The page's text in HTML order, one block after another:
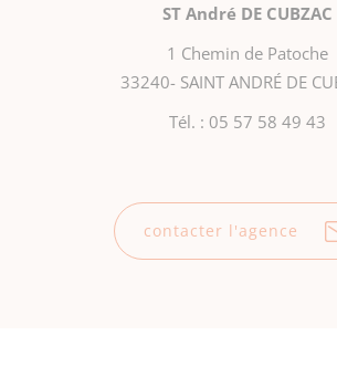
ST André DE CUBZAC
1 Chemin de Patoche
33240- SAINT ANDRÉ DE
Tél. : 05 57 58 49 43
contacter l'agence